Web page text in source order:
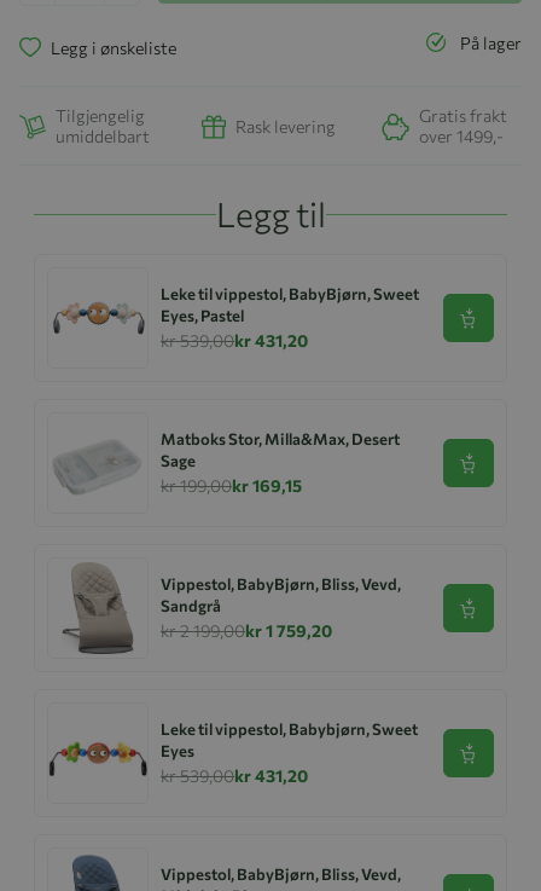
På lager
Legg i ønskeliste
Tilgjengelig
umiddelbart
Rask levering
Gratis frakt
over 1499,-
Legg til
Leke til vippestol, BabyBjørn, Sweet
Eyes, Pastel
kr 539,00kr 431,20
Se
Matboks Stor, Milla&Max, Desert
Sage
kr 199,00kr 169,15
Se
Vippestol, BabyBjørn, Bliss, Vevd,
Sandgrå
kr 2 199,00kr 1 759,20
Se
Leke til vippestol, Babybjørn, Sweet
Eyes
kr 539,00kr 431,20
Se
Vippestol, BabyBjørn, Bliss, Vevd,